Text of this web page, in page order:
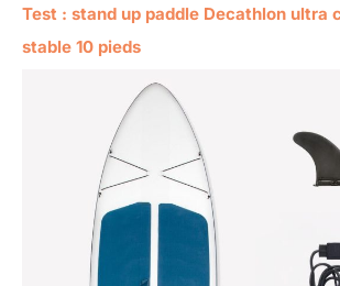
Test : stand up paddle Decathlon ultra
stable 10 pieds